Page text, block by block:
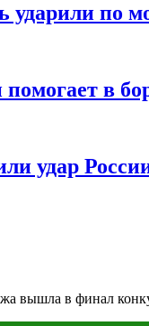
ударили по
помогает в
удар
вышла в финал